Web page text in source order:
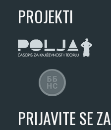
PROJEKTI
PRIJAVITE SE